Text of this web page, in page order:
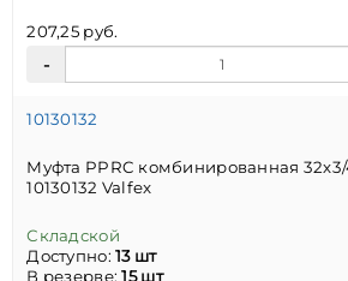
207,25 руб.
10130132
Муфта PPRC комбинированная
10130132 Valfex
Складской
Доступно:13 шт
В резерве:15 шт